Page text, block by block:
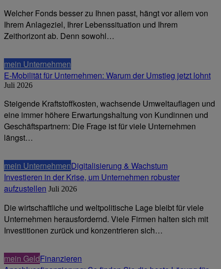
Welcher Fonds besser zu Ihnen passt, hängt vor allem von
Ihrem Anlageziel, Ihrer Lebenssituation und Ihrem
Zeithorizont ab. Denn sowohl…
mein Unternehmen
E-Mobilität für Unternehmen: Warum der Umstieg jetzt lohnt
Juli 2026
Steigende Kraftstoffkosten, wachsende Umweltauflagen und
eine immer höhere Erwartungshaltung von Kundinnen und
Geschäftspartnern: Die Frage ist für viele Unternehmen
längst…
mein UnternehmenDigitalisierung & Wachstum
Investieren in der Krise, um Unternehmen robuster
aufzustellen Juli 2026
Die wirtschaftliche und weltpolitische Lage bleibt für viele
Unternehmen herausfordernd. Viele Firmen halten sich mit
Investitionen zurück und konzentrieren sich…
mein GeldFinanzieren